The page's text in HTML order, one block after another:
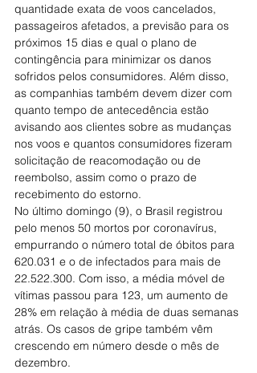
quantidade exata de voos cancelados,
passageiros afetados, a previsão para os
próximos 15 dias e qual o plano de
contingência para minimizar os danos
sofridos pelos consumidores. Além disso,
as companhias também devem dizer com
quanto tempo de antecedência estão
avisando aos clientes sobre as mudanças
nos voos e quantos consumidores fizeram
solicitação de reacomodação ou de
reembolso, assim como o prazo de
recebimento do estorno.
No último domingo (9), o Brasil registrou
pelo menos 50 mortos por coronavírus,
empurrando o número total de óbitos para
620.031 e o de infectados para mais de
22.522.300. Com isso, a média móvel de
vítimas passou para 123, um aumento de
28% em relação à média de duas semanas
atrás. Os casos de gripe também vêm
crescendo em número desde o mês de
dezembro.